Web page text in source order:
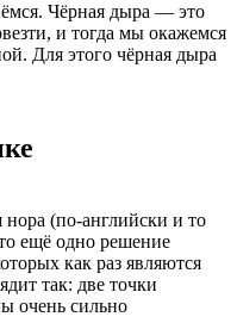
Чёрная дыра — это
и тогда мы окажемся
Для этого чёрная дыра
нора (по-английски и то
ещё одно решение
как раз являются
так: две точки
очень сильно